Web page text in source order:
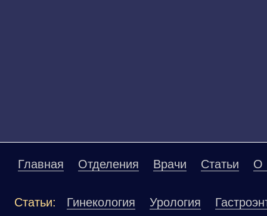
Главная Отделения Врачи Статьи О
Статьи: Гинекология Урология